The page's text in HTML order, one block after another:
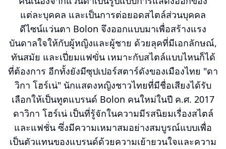
แต่ละบุคคล และเป็นการต่อยอดสไตล์ส่วนบุคคล
ดีไซน์แว่นตา Bolon จึงออกแบบมาเพื่อสร้างแรง
บันดาลใจให้กับผู้หญิงและผู้ชาย ด้วยลุคที่มีเอกลักษณ์,
ทันสมัย และเปี่ยมแฟฃั่น เหมาะกับสไตล์แบบไหนก็ได้
ที่ต้องการ อีกทั้งยังมีซุปเปอร์สตาร์ดังของเมืองไทย "ดา
วิกา โฮร์เน่" นักแสดงหญิงชาวไทยที่มีชื่อเสียงได้รับ
เลือกให้เป็นทูตแบรนด์ Bolon คนใหม่ในปี ค.ศ. 2017
ดาวิกา โฮร์เน่ เป็นที่รู้จักในความมีรสนิยมเรื่องสไตล์
และแฟชั่น ซึ่งมีความเหมาสมอย่างสมบูรณ์แบบเพื่อ
เป็นตัวแทนของแบรนด์ด้วยความเย้ายวนใจและความ